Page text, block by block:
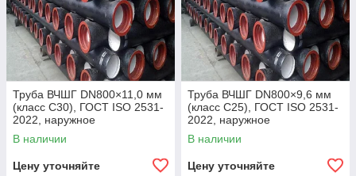
Труба ВЧШГ DN800×11,0 мм
(класс C30), ГОСТ ISO 2531-
2022, наружное
полиуретановое покрытие,
внутреннее цементно-
В наличии
Цену уточняйте
Труба ВЧШГ DN800×9,6 мм
(класс C25), ГОСТ ISO 2531-
2022, наружное
полиуретановое покрытие,
внутреннее цементно-
В наличии
Цену уточняйте